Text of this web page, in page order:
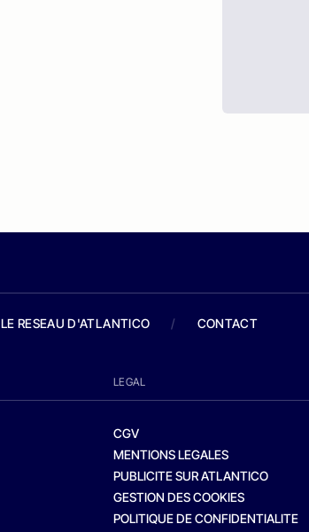
LE RESEAU D'ATLANTICO / CONTACT
LEGAL
CGV
MENTIONS LEGALES
PUBLICITE SUR ATLANTICO
GESTION DES COOKIES
POLITIQUE DE CONFIDENTIALITE